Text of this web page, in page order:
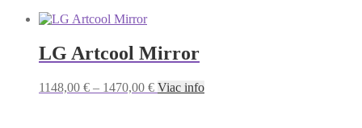
LG Artcool Mirror
1148,00 € – 1470,00 € Viac info